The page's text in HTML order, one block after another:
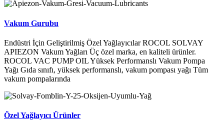
Vakum Gurubu
Endüstri İçin Geliştirilmiş Özel Yağlayıcılar ROCOL SOLVAY
APIEZON Vakum Yağları Üç özel marka, en kaliteli ürünler.
ROCOL VAC PUMP OIL Yüksek Performanslı Vakum Pompa
Yağı Gıda sınıfı, yüksek performanslı, vakum pompası yağı Tüm
vakum pompalarında
Özel Yağlayıcı Ürünler